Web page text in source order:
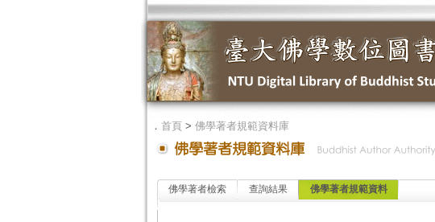
． 首頁> 佛學著者規範資料庫
佛學著者檢索 查詢結果 佛學著者規範資料